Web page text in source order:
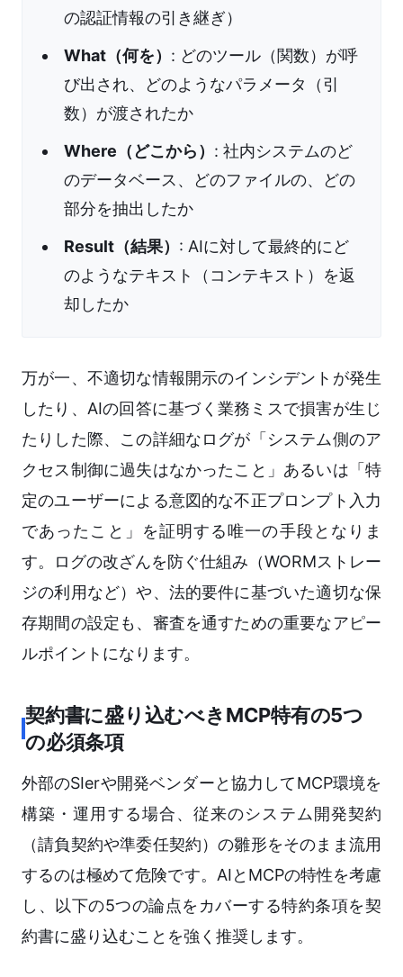
の認証情報の引き継ぎ）
What（何を） : どのツール（関数）が呼
び出され、どのようなパラメータ（引
数）が渡されたか
Where（どこから） : 社内システムのど
のデータベース、どのファイルの、どの
部分を抽出したか
Result（結果） : AIに対して最終的にど
のようなテキスト（コンテキスト）を返
却したか
万が一、不適切な情報開示のインシデントが発生
したり、AIの回答に基づく業務ミスで損害が生じ
たりした際、この詳細なログが「システム側のア
クセス制御に過失はなかったこと」あるいは「特
定のユーザーによる意図的な不正プロンプト入力
であったこと」を証明する唯一の手段となりま
す。ログの改ざんを防ぐ仕組み（WORMストレー
ジの利用など）や、法的要件に基づいた適切な保
存期間の設定も、審査を通すための重要なアピー
ルポイントになります。
契約書に盛り込むべきMCP特有の5つ
の必須条項
外部のSIerや開発ベンダーと協力してMCP環境を
構築・運用する場合、従来のシステム開発契約
（請負契約や準委任契約）の雛形をそのまま流用
するのは極めて危険です。AIとMCPの特性を考慮
し、以下の5つの論点をカバーする特約条項を契
約書に盛り込むことを強く推奨します。